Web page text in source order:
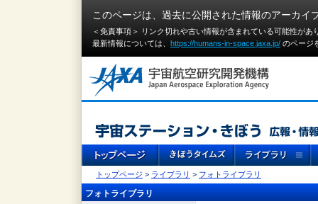
このページは、過去に公開された情報のアーカイ
＜免責事項＞ リンク切れや古い情報が含まれている可能性が
最新情報については、 https://humans-in-space.jaxa.jp/ のページ
トップページ > ライブラリ > フォトライブラリ
フォトライブラリ